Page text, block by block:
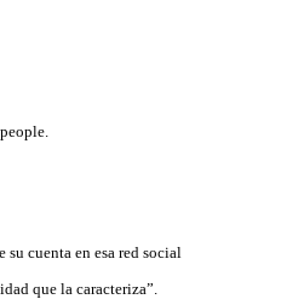
cuenta en esa red social
que la caracteriza”.